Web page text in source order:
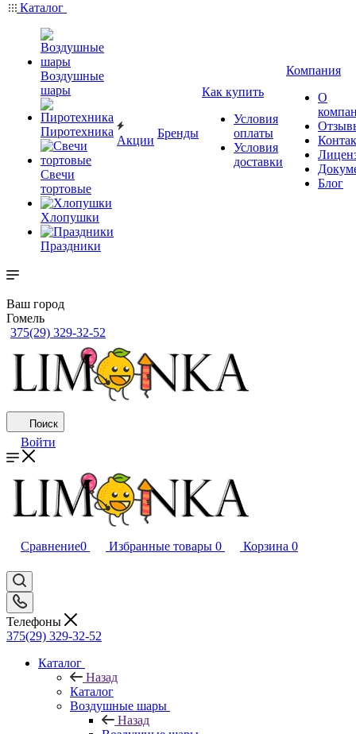
Каталог
Воздушные
шары
Пиротехника
Свечи
тортовые
Хлопушки
Праздники
Акции
Бренды
Как купить
Условия
оплаты
Условия
доставки
Компания
О
Блог
Ваш город
Гомель
375(29) 329-32-52
Поиск
Войти
Сравнение0 Избранные товары 0 Корзина 0
Телефоны
375(29) 329-32-52
Каталог
Назад
Каталог
Воздушные шары
Назад